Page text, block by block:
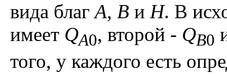
вида благA, B и H. В
имеет QA0, второй - QB0
того, у каждого есть